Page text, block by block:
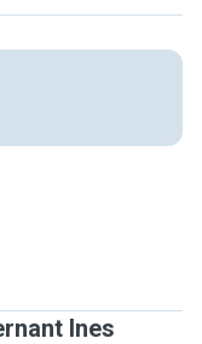
Ines